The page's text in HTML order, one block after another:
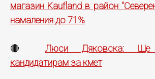
магазин Kaufland в район
намаления до 71%
🔴 Люси Дяковска:
кандидатирам за кмет